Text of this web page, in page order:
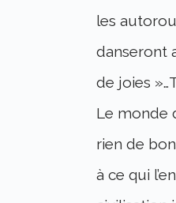
les
danseront
de joies
Le monde
rien de
à ce qui